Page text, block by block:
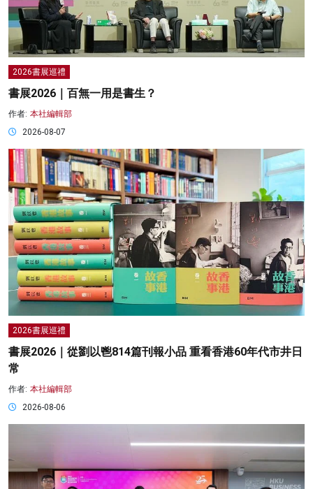
2026書展巡禮
書展2026｜百無一用是書生？
作者: 本社編輯部
2026-08-07
2026書展巡禮
書展2026｜從劉以鬯814篇刊報小品 重看香港60年代市井日
常
作者: 本社編輯部
2026-08-06